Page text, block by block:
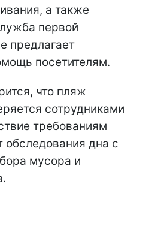
а также
первой
предлагает
посетителям.
что пляж
сотрудниками
требованиям
обследования дна с
мусора и